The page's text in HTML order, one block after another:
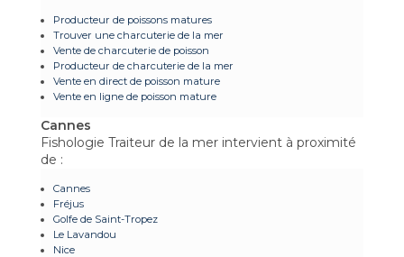
Producteur de poissons matures
Trouver une charcuterie de la mer
Vente de charcuterie de poisson
Producteur de charcuterie de la mer
Vente en direct de poisson mature
Vente en ligne de poisson mature
Cannes
Fishologie Traiteur de la mer intervient à proximité
de :
Cannes
Fréjus
Golfe de Saint-Tropez
Le Lavandou
Nice